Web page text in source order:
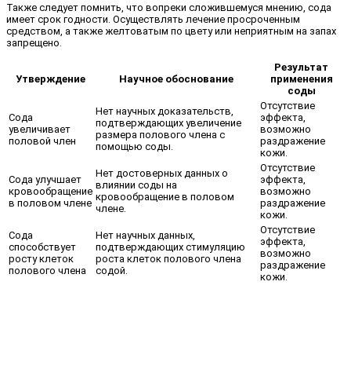
Также следует помнить, что вопреки сложившемуся мнению, сода
имеет срок годности. Осуществлять лечение просроченным
средством, а также желтоватым по цвету или неприятным на запах
запрещено.
Утверждение Научное обоснование
Результат
применения
соды
Сода
увеличивает
половой член
Нет научных доказательств,
подтверждающих увеличение
размера полового члена с
помощью соды.
Отсутствие
эффекта,
возможно
раздражение
кожи.
Сода улучшает
кровообращение
в половом члене
Нет достоверных данных о
влиянии соды на
кровообращение в половом
члене.
Отсутствие
эффекта,
возможно
раздражение
кожи.
Сода
способствует
росту клеток
полового члена
Нет научных данных,
подтверждающих стимуляцию
роста клеток полового члена
содой.
Отсутствие
эффекта,
возможно
раздражение
кожи.